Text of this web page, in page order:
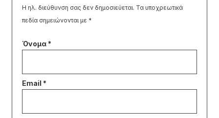
Η ηλ. διεύθυνση σας δεν δημοσιεύεται. Τα υποχρεωτικά
πεδία σημειώνονται με *